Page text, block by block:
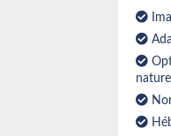
naturel